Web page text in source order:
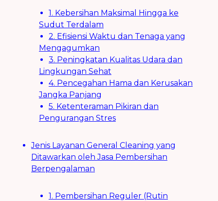
1. Kebersihan Maksimal Hingga ke
Sudut Terdalam
2. Efisiensi Waktu dan Tenaga yang
Mengagumkan
3. Peningkatan Kualitas Udara dan
Lingkungan Sehat
4. Pencegahan Hama dan Kerusakan
Jangka Panjang
5. Ketenteraman Pikiran dan
Pengurangan Stres
Jenis Layanan General Cleaning yang
Ditawarkan oleh Jasa Pembersihan
Berpengalaman
1. Pembersihan Reguler (Rutin